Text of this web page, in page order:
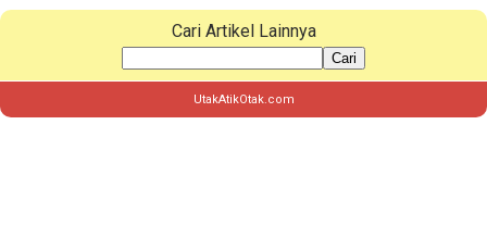
Cari Artikel Lainnya
Cari
UtakAtikOtak.com